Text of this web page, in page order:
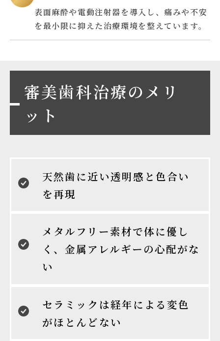
表面麻酔や電動注射器を導入し、痛みや不安
を最小限に抑えた治療環境を整えています。
審美歯科治療のメリ
ット
天然歯に近い透明感と色合い
を再現
メタルフリー素材で体に優し
く、金属アレルギーの心配がな
い
セラミックは経年による変色
がほとんどない